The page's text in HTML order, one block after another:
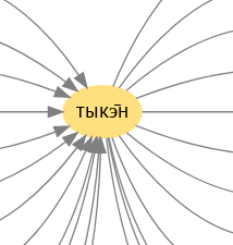
тыкэ̄н